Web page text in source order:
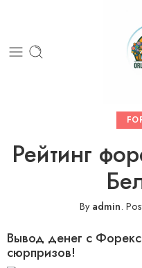
Рейтинг
Byadmin.
Вывод денег с
сюрпризов!